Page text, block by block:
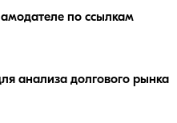
по ссылкам
анализа долгового рынка